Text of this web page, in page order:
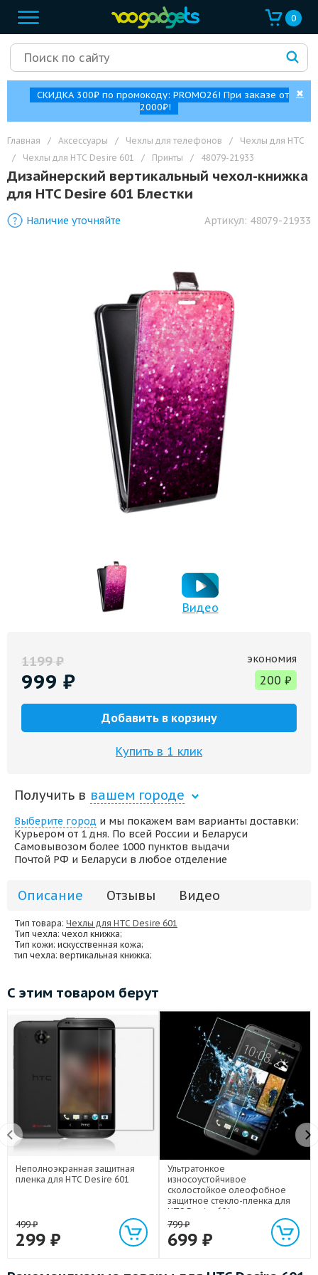
0
СКИДКА 300₽ по промокоду: PROMO26! При заказе от
2000₽!
✖
Главная / Аксессуары / Чехлы для телефонов /
Чехлы для HTC
/
Чехлы для HTC Desire 601 / Принты / 48079-21933
Дизайнерский вертикальный чехол-книжка
для HTC Desire 601 Блестки
Видео
Наличие уточняйте Артикул: 48079-21933
1199₽
999 ₽
экономия
200 ₽
Добавить в корзину
Купить в 1 клик
Получить в вашем городе
Выберите город и мы покажем вам варианты доставки:
Курьером от 1 дня. По всей России и Беларуси
Самовывозом более 1000 пунктов выдачи
Почтой РФ и Беларуси в любое отделение
Описание Отзывы Видео
Тип товара: Чехлы для HTC Desire 601
Тип чехла: чехол книжка;
Тип кожи: искусственная кожа;
тип чехла: вертикальная книжка;
С этим товаром берут
Неполноэкранная защитная
пленка для HTC Desire 601
499₽
299 ₽
Ультратонкое
износоустойчивое
сколостойкое олеофобное
защитное стекло-пленка для
HTC Desire 601
799₽
699 ₽